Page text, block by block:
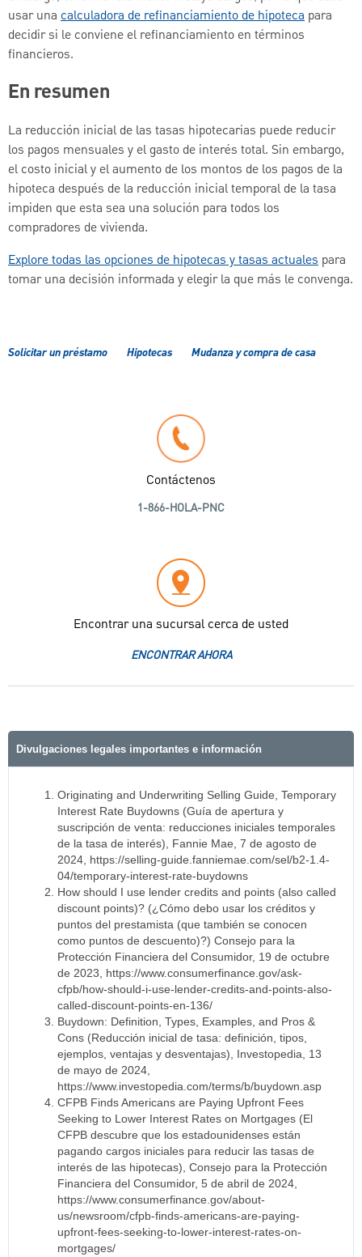
usar una calculadora de refinanciamiento de hipoteca para
decidir si le conviene el refinanciamiento en términos
financieros.
En resumen
La reducción inicial de las tasas hipotecarias puede reducir
los pagos mensuales y el gasto de interés total. Sin embargo,
el costo inicial y el aumento de los montos de los pagos de la
hipoteca después de la reducción inicial temporal de la tasa
impiden que esta sea una solución para todos los
compradores de vivienda.
Explore todas las opciones de hipotecas y tasas actuales para
tomar una decisión informada y elegir la que más le convenga.
Solicitar un préstamo Hipotecas Mudanza y compra de casa
Contáctenos
1-866-HOLA-PNC
Encontrar una sucursal cerca de usted
ENCONTRAR AHORA
Divulgaciones legales importantes e información
Originating and Underwriting Selling Guide, Temporary
Interest Rate Buydowns (Guía de apertura y
suscripción de venta: reducciones iniciales temporales
de la tasa de interés), Fannie Mae, 7 de agosto de
2024, https://selling-guide.fanniemae.com/sel/b2-1.4-
04/temporary-interest-rate-buydowns
How should I use lender credits and points (also called
discount points)? (¿Cómo debo usar los créditos y
puntos del prestamista (que también se conocen
como puntos de descuento)?) Consejo para la
Protección Financiera del Consumidor, 19 de octubre
de 2023, https://www.consumerfinance.gov/ask-
cfpb/how-should-i-use-lender-credits-and-points-also-
called-discount-points-en-136/
Buydown: Definition, Types, Examples, and Pros &
Cons (Reducción inicial de tasa: definición, tipos,
ejemplos, ventajas y desventajas), Investopedia, 13
de mayo de 2024,
https://www.investopedia.com/terms/b/buydown.asp
CFPB Finds Americans are Paying Upfront Fees
Seeking to Lower Interest Rates on Mortgages (El
CFPB descubre que los estadounidenses están
pagando cargos iniciales para reducir las tasas de
interés de las hipotecas), Consejo para la Protección
Financiera del Consumidor, 5 de abril de 2024,
https://www.consumerfinance.gov/about-
us/newsroom/cfpb-finds-americans-are-paying-
upfront-fees-seeking-to-lower-interest-rates-on-
mortgages/